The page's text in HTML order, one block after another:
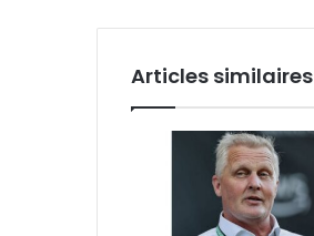
Articles similaires